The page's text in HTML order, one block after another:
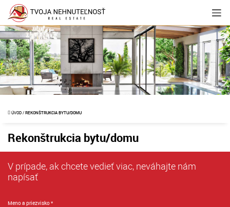
ÚVOD/REKONŠTRUKCIA BYTU/DOMU
Rekonštrukcia bytu/domu
V prípade, ak chcete vedieť viac, neváhajte nám
napísať